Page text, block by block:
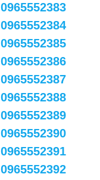
0965552383
0965552384
0965552385
0965552386
0965552387
0965552388
0965552389
0965552390
0965552391
0965552392